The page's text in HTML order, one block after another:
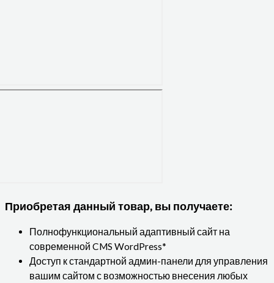
Приобретая данный товар, вы получаете:
Полнофункциональный адаптивный сайт на
современной CMS WordPress*
Доступ к стандартной админ-панели для управления
вашим сайтом с возможностью внесения любых